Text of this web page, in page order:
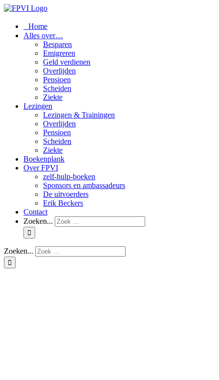
Home
Alles over…
Besparen
Emigreren
Geld verdienen
Overlijden
Pensioen
Scheiden
Ziekte
Lezingen
Lezingen & Trainingen
Overlijden
Pensioen
Scheiden
Ziekte
Boekenplank
Over FPVI
zelf-hulp-boeken
Sponsors en ambassadeurs
De uitvoerders
Erik Beckers
Contact
Zoeken...
Zoeken...